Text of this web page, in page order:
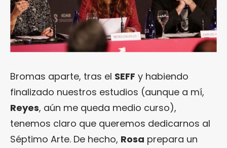
Bromas aparte, tras el SEFF y habiendo
finalizado nuestros estudios (aunque a mí,
Reyes, aún me queda medio curso),
tenemos claro que queremos dedicarnos al
Séptimo Arte. De hecho, Rosa prepara un